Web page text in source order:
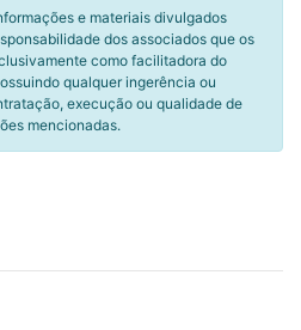
e materiais divulgados
dos associados que os
como facilitadora do
qualquer ingerência ou
execução ou qualidade de
mencionadas.